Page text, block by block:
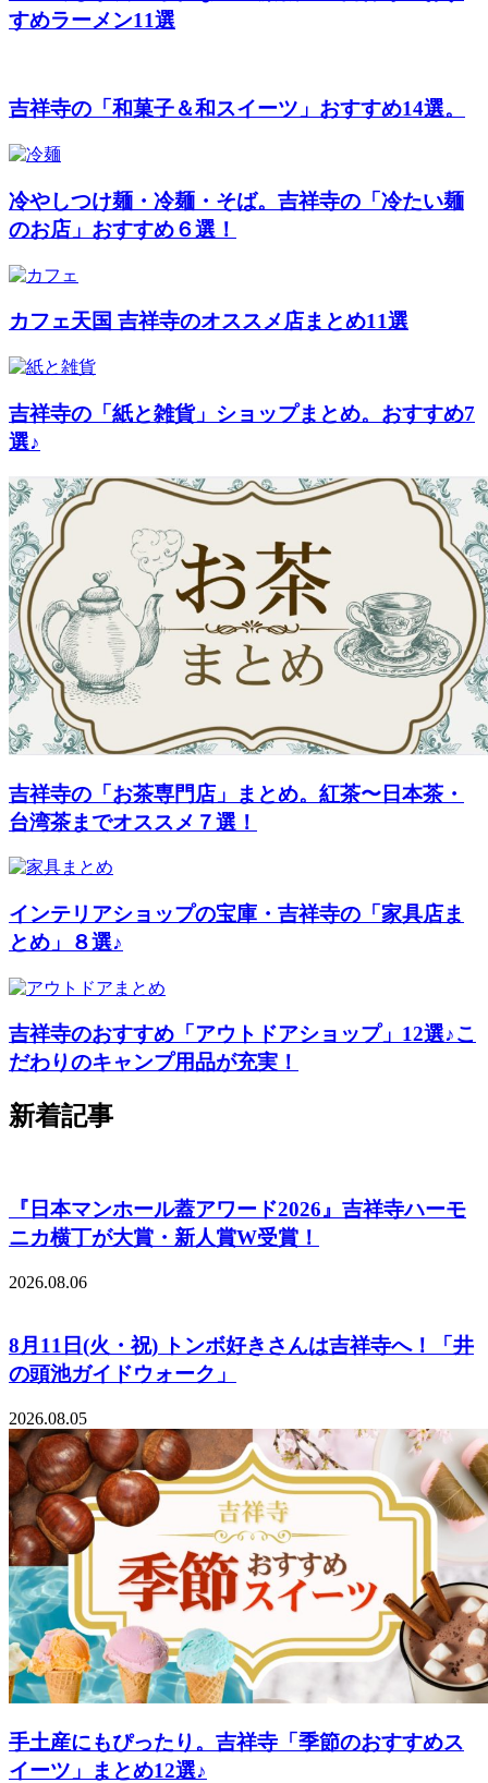
すめラーメン11選
吉祥寺の「和菓子＆和スイーツ」おすすめ14選。
冷やしつけ麺・冷麺・そば。吉祥寺の「冷たい麺
のお店」おすすめ６選！
カフェ天国 吉祥寺のオススメ店まとめ11選
吉祥寺の「紙と雑貨」ショップまとめ。おすすめ7
選♪
吉祥寺の「お茶専門店」まとめ。紅茶〜日本茶・
台湾茶までオススメ７選！
インテリアショップの宝庫・吉祥寺の「家具店ま
とめ」８選♪
吉祥寺のおすすめ「アウトドアショップ」12選♪こ
だわりのキャンプ用品が充実！
新着記事
『日本マンホール蓋アワード2026』吉祥寺ハーモ
ニカ横丁が大賞・新人賞W受賞！
2026.08.06
8月11日(火・祝) トンボ好きさんは吉祥寺へ！「井
の頭池ガイドウォーク」
2026.08.05
手土産にもぴったり。吉祥寺「季節のおすすめス
イーツ」まとめ12選♪